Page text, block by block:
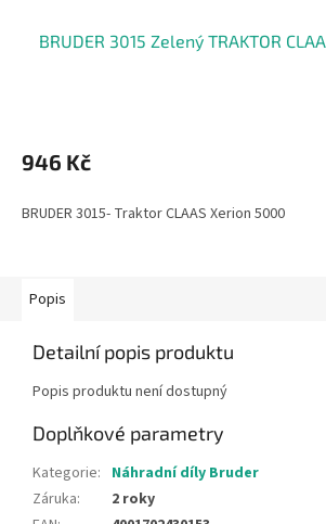
BRUDER 3015 Zelený TRAKTOR
produktu
je
z
946 Kč
BRUDER 3015- Traktor CLAAS Xerion 5000
Popis
Detailní popis produktu
Popis produktu není dostupný
Doplňkové parametry
Kategorie: Náhradní díly Bruder
Záruka:
2 roky